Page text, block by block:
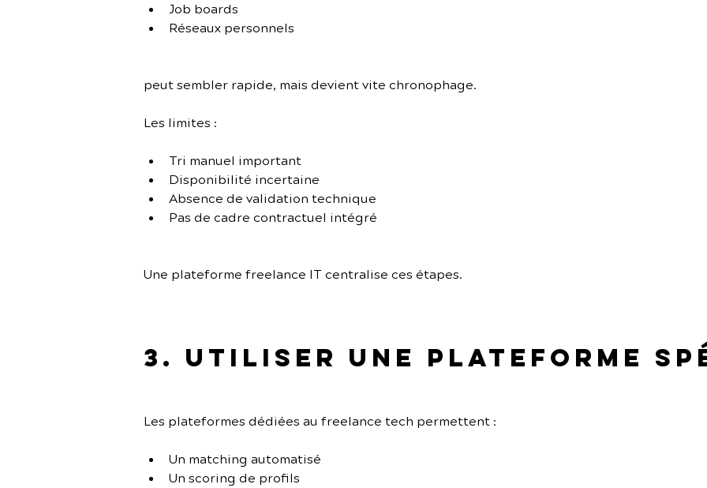
Job boards
Réseaux personnels
peut sembler rapide, mais devient vite chronophage.
Les limites :
Tri manuel important
Disponibilité incertaine
Absence de validation technique
Pas de cadre contractuel intégré
Une plateforme freelance IT centralise ces étapes.
3. Utiliser une plateforme
Les plateformes dédiées au freelance tech permettent :
Un matching automatisé
Un scoring de profils